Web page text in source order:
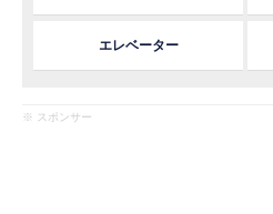
エレベーター
※ スポンサー